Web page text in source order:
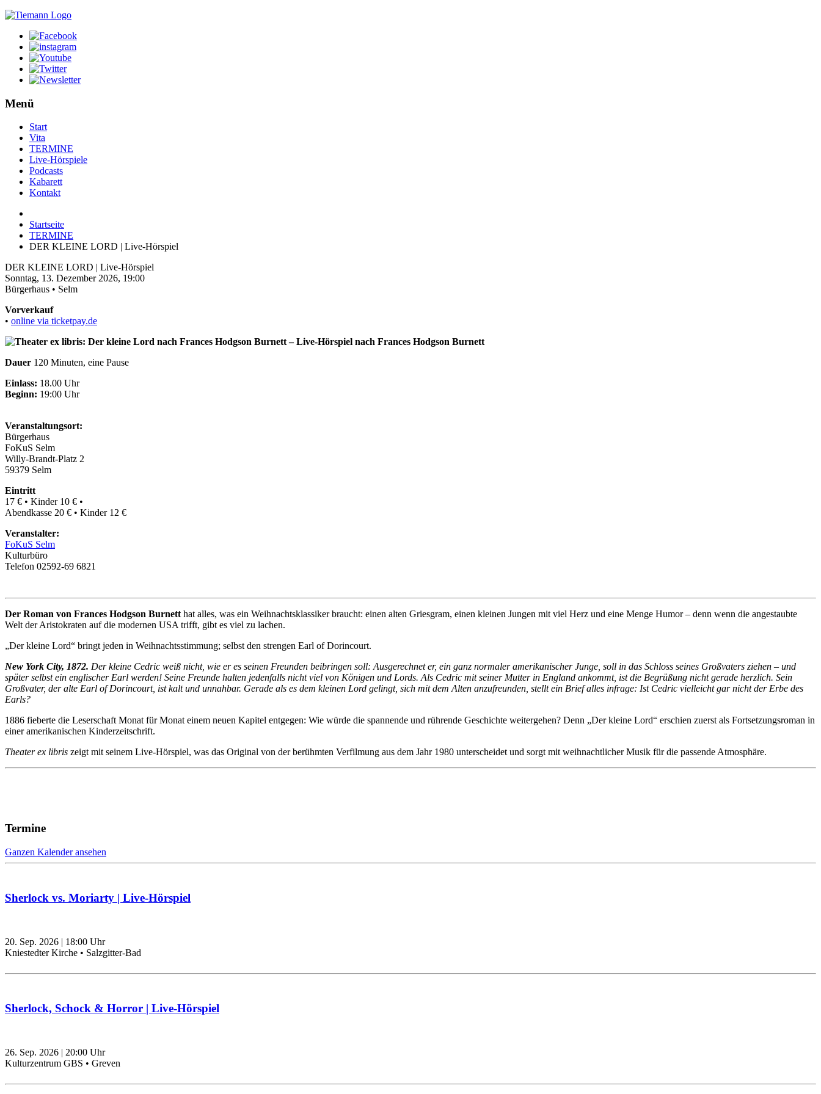
Menü
Start
Vita
TERMINE
Live-Hörspiele
Podcasts
Kabarett
Kontakt
Startseite
TERMINE
DER KLEINE LORD | Live-Hörspiel
DER KLEINE LORD | Live-Hörspiel
Sonntag, 13. Dezember 2026, 19:00
Bürgerhaus • Selm
Vorverkauf
• online via ticketpay.de
Dauer 120 Minuten, eine Pause
Einlass: 18.00 Uhr
Beginn: 19:00 Uhr
Veranstaltungsort:
Bürgerhaus
FoKuS Selm
Willy-Brandt-Platz 2
59379 Selm
Eintritt
17 € • Kinder 10 € •
Abendkasse 20 € • Kinder 12 €
Veranstalter:
FoKuS Selm
Kulturbüro
Telefon 02592-69 6821
Der Roman von Frances Hodgson Burnetthat alles, was ein Weihnachtsklassiker braucht: einen alten Griesgram, einen kleinen Jungen mit viel Herz und eine Menge Humor – denn wenn die angestaubte
Welt der Aristokraten auf die modernen USA trifft, gibt es viel zu lachen.
„Der kleine Lord“ bringt jeden in Weihnachtsstimmung; selbst den strengen Earl of Dorincourt.
New York City, 1872. Der kleine Cedric weiß nicht, wie er es seinen Freunden beibringen soll: Ausgerechnet er, ein ganz normaler amerikanischer Junge, soll in das Schloss seines Großvaters ziehen – und
später selbst ein englischer Earl werden! Seine Freunde halten jedenfalls nicht viel von Königen und Lords. Als Cedric mit seiner Mutter in England ankommt, ist die Begrüßung nicht gerade herzlich. Sein
Großvater, der alte Earl of Dorincourt, ist kalt und unnahbar. Gerade als es dem kleinen Lord gelingt, sich mit dem Alten anzufreunden, stellt ein Brief alles infrage: Ist Cedric vielleicht gar nicht der Erbe des
Earls?
1886 fieberte die Leserschaft Monat für Monat einem neuen Kapitel entgegen: Wie würde die spannende und rührende Geschichte weitergehen? Denn „Der kleine Lord“ erschien zuerst als Fortsetzungsroman in
einer amerikanischen Kinderzeitschrift.
Theater ex libris zeigt mit seinem Live-Hörspiel, was das Original von der berühmten Verfilmung aus dem Jahr 1980 unterscheidet und sorgt mit weihnachtlicher Musik für die passende Atmosphäre.
Termine
Ganzen Kalender ansehen
Sherlock vs. Moriarty | Live-Hörspiel
20. Sep. 2026 | 18:00 Uhr
Kniestedter Kirche • Salzgitter-Bad
Sherlock, Schock & Horror | Live-Hörspiel
26. Sep. 2026 | 20:00 Uhr
Kulturzentrum GBS • Greven